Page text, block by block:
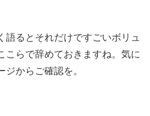
語るとそれだけですごいボリュ
こらで辞めておきますね。気に
からご確認を。